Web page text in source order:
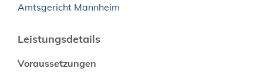
Amtsgericht Mannheim
Leistungsdetails
Voraussetzungen